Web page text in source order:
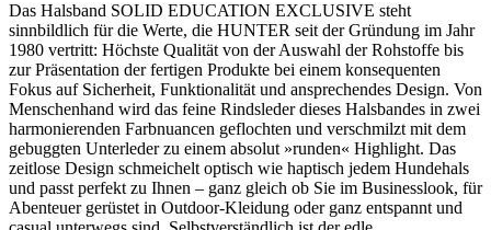
Das Halsband SOLID EDUCATION EXCLUSIVE steht
sinnbildlich für die Werte, die HUNTER seit der Gründung im Jahr
1980 vertritt: Höchste Qualität von der Auswahl der Rohstoffe bis
zur Präsentation der fertigen Produkte bei einem konsequenten
Fokus auf Sicherheit, Funktionalität und ansprechendes Design. Von
Menschenhand wird das feine Rindsleder dieses Halsbandes in zwei
harmonierenden Farbnuancen geflochten und verschmilzt mit dem
gebuggten Unterleder zu einem absolut »runden« Highlight. Das
zeitlose Design schmeichelt optisch wie haptisch jedem Hundehals
und passt perfekt zu Ihnen – ganz gleich ob Sie im Businesslook, für
Abenteuer gerüstet in Outdoor-Kleidung oder ganz entspannt und